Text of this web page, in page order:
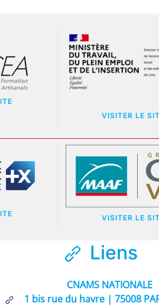
VISITER LE
VISITER LE
Liens
CNAMS NATIONALE
1 bis rue du havre | 75008